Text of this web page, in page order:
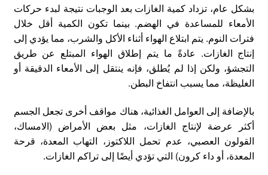
بشكل عام، تزداد كمية الغازات بعد الوجبات نتيجة لبدء حركات
الأمعاء للمساعدة في الهضم. بينما تكون الكمية أقل خلال
فترات النوم. يتم ابتلاع الهواء أثناء الأكل والشرب، مما يؤدي إلى
إنتاج الغازات. عادةً ما يتم إطلاق الهواء المبتلع عن طريق
التجشؤ، ولكن إذا لم يُطلق، فإنه ينتقل إلى الأمعاء الدقيقة أو
الغليظة، مما يسبب انتفاخ البطن.
بالإضافة إلى العوامل الغذائية، هناك مواقف أخرى تجعل الجسم
أكثر عرضة لإنتاج الغازات، مثل بعض الأمراض (الامساك،
القولون العصبي، عدم تحمل اللاكتوز، التهاب المعدة، قرحة
المعدة، أو داء كرون) التي تؤدي أيضًا إلى تراكم الغازات.